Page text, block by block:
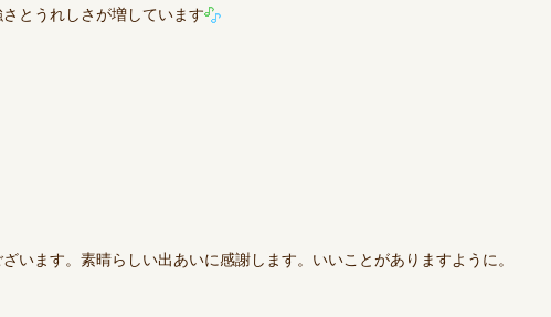
とうれしさが増しています
います。素晴らしい出あいに感謝します。いいことがありますように。